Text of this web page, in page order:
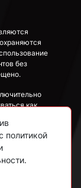
без
как
политикой